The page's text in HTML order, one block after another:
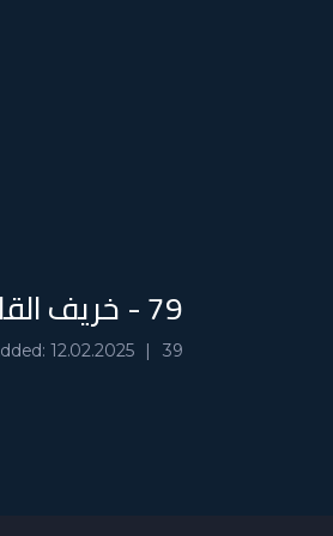
79 - خريف القلب
39
12.02.2025